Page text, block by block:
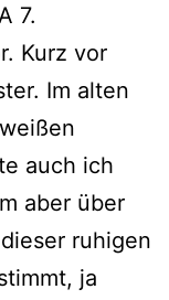
7.
Kurz vor
Im alten
auch ich
aber über
ruhigen
ja